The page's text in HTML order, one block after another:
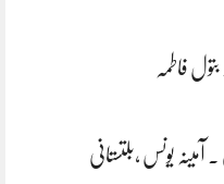
فاطمہ
آمینہ یونس ،بلتستانی